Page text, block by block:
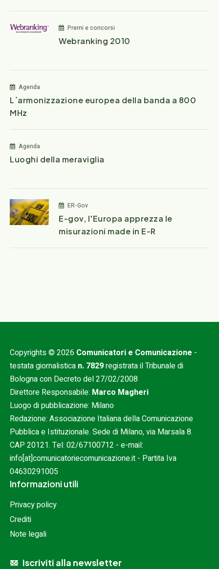
Premi e concorsi
Webranking 2010
Agenda
L´armonizzazione europea della banda a 800
MHz
Agenda
Luoghi della meraviglia
ER-Gov
E-gov, l'Europa apprezza le
misurazioni made in E-R
Copyrights © 2026 Comunicatori e Comunicazione -
testata giornalistica n. 7829registrata il Tribunale di
Bologna con Decreto del 27/02/2008
Direttore Responsabile: Marco Magheri
Luogo di pubblicazione: Milano
Redazione: Associazione Italiana della Comunicazione
Pubblica e Istituzionale. Sede di Milano, via Marsala 8.
CAP 20121. Tel: 02/67100712 - e-mail:
info[at]comunicatoriecomunicazione.it - Partita Iva
04630291005
Informazioni utili
Privacy policy
Crediti
Note legali
Iscriviti alla newsletter